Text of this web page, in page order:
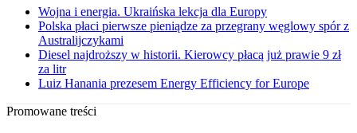
Wojna i energia. Ukraińska lekcja dla Europy
Polska płaci pierwsze pieniądze za przegrany węglowy spór z
Australijczykami
Diesel najdroższy w historii. Kierowcy płacą już prawie 9 zł
za litr
Luiz Hanania prezesem Energy Efficiency for Europe
Promowane treści